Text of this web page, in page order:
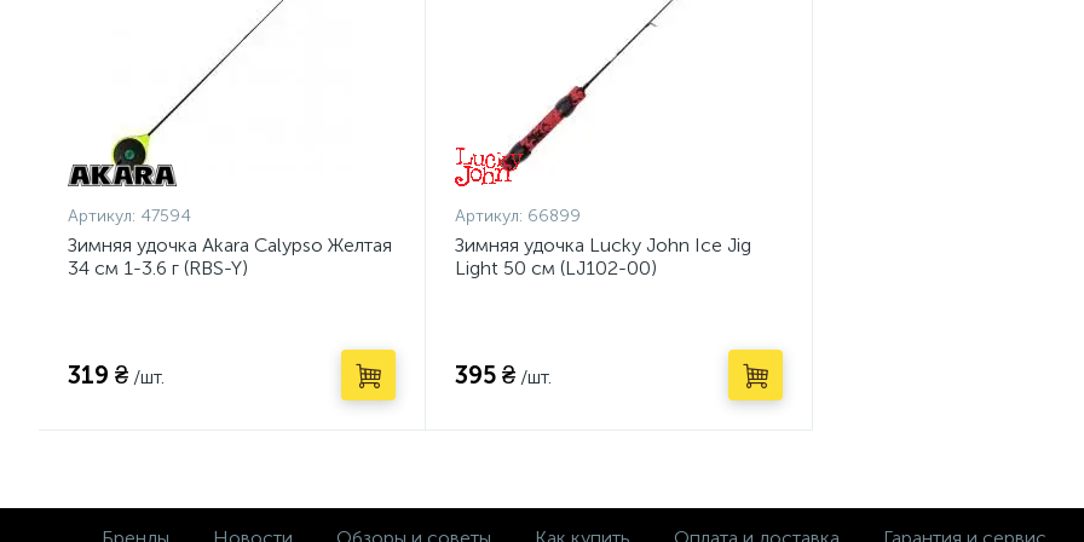
Артикул: 47594
Зимняя удочка Akara Calypso Желтая
34 см 1-3.6 г (RBS-Y)
319 ₴ /шт.
Артикул: 66899
Зимняя удочка Lucky John Ice Jig
Light 50 см (LJ102-00)
395 ₴ /шт.